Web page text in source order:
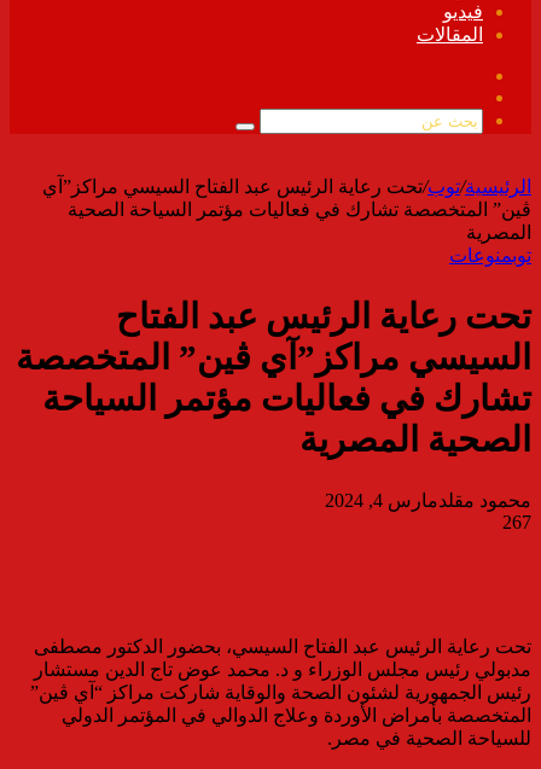
فيديو
المقالات
الموقع
بحث
الرئيسية/توب/تحت رعاية الرئيس عبد الفتاح السيسي مراكز”آي
ڤين” المتخصصة تشارك في فعاليات مؤتمر السياحة الصحية
المصرية
توبمنوعات
تحت رعاية الرئيس عبد الفتاح
السيسي مراكز”آي ڤين” المتخصصة
تشارك في فعاليات مؤتمر السياحة
الصحية المصرية
محمود مقلدمارس 4, 2024
267
تحت رعاية الرئيس عبد الفتاح السيسي، بحضور الدكتور مصطفى
مدبولي رئيس مجلس الوزراء و د. محمد عوض تاج الدين مستشار
رئيس الجمهورية لشئون الصحة والوقاية شاركت مراكز “آي ڤين”
المتخصصة بأمراض الأوردة وعلاج الدوالي في المؤتمر الدولي
للسياحة الصحية في مصر.